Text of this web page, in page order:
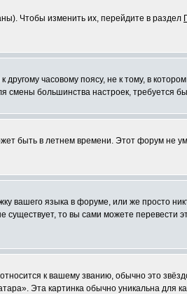
Чтобы изменить их, перейдите в раздел
часовому поясу, не к тому, в
смены большинства настроек, требуется
быть в летнем времени. Этот форум не
вашего языка в форуме, или же просто
существует, то вы сами можете
к вашему званию, обычно это
Эта картинка обычно уникальна для